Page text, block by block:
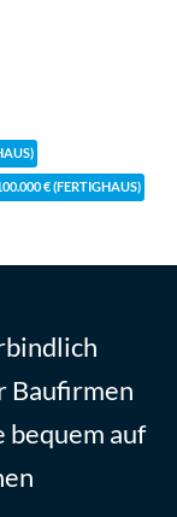
€ (FERTIGHAUS)
Baufirmen
bequem auf